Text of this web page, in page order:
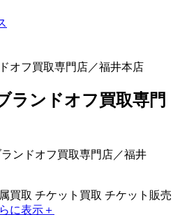
オフ買取専門店／福井本店
ランドオフ買取専門
買取 チケット買取 チケット販売
に表示＋